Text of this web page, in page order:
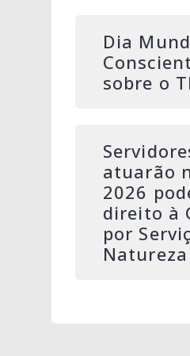
Dia
sobre o
atuarão
2026
direito à
por